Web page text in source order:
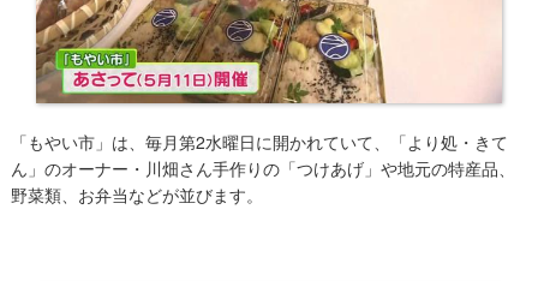
「もやい市」は、​毎月第2水曜日に開かれていて、「より処・きて
ん」のオーナー・川畑さん手作りの「つけあげ」や地元の特産品、
野菜類、お弁当などが並びます。